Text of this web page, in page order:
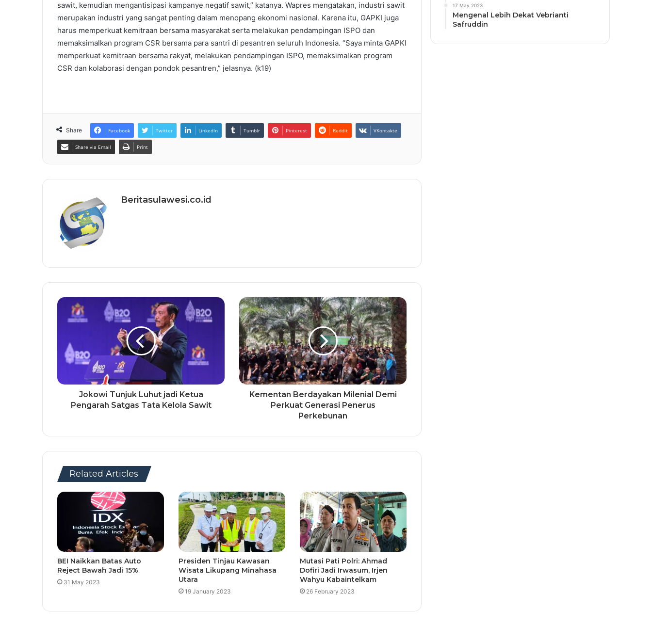
sawit, kemudian mengantisipasi kampanye negatif sawit,” katanya. Wapres mengatakan, industri sawit
merupakan industri yang sangat penting dalam menopang ekonomi nasional. Karena itu, GAPKI juga
harus memperkuat kemitraan bersama masyarakat serta melakukan pendampingan ISPO dan
memaksimalkan program CSR bersama para santri di pesantren seluruh Indonesia. “Saya minta GAPKI
memperkuat kemitraan bersama rakyat, melakukan pendampingan ISPO, memaksimalkan program
CSR dan kolaborasi dengan pondok pesantren,” jelasnya. (k19)
Share Facebook Twitter LinkedIn Tumblr Pinterest Reddit VKontakte
Share via Email Print
Beritasulawesi.co.id
Jokowi Tunjuk Luhut jadi Ketua
Pengarah Satgas Tata Kelola Sawit
Kementan Berdayakan Milenial Demi
Perkuat Generasi Penerus
Perkebunan
Related Articles
BEI Naikkan Batas Auto
Reject Bawah Jadi 15%
31 May 2023
Presiden Tinjau Kawasan
Wisata Likupang Minahasa
Utara
19 January 2023
Mutasi Pati Polri: Ahmad
Dofiri Jadi Irwasum, Irjen
Wahyu Kabaintelkam
26 February 2023
17 May 2023
Mengenal Lebih Dekat Vebrianti
Safruddin